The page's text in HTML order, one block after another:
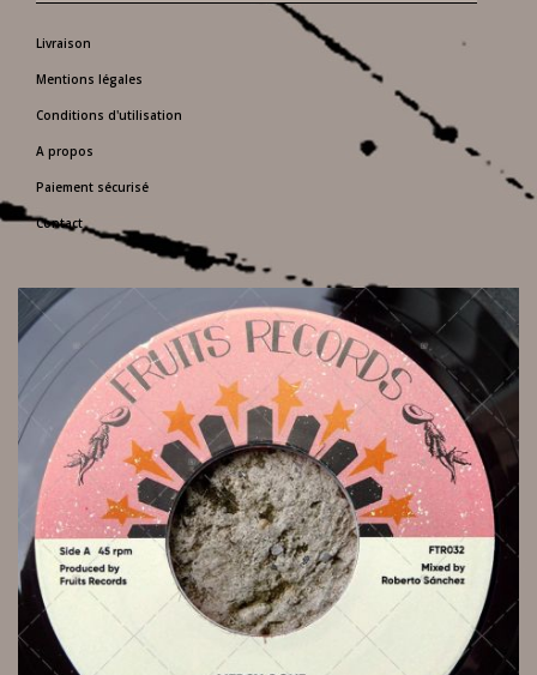
Livraison
Mentions légales
Conditions d'utilisation
A propos
Paiement sécurisé
Contact